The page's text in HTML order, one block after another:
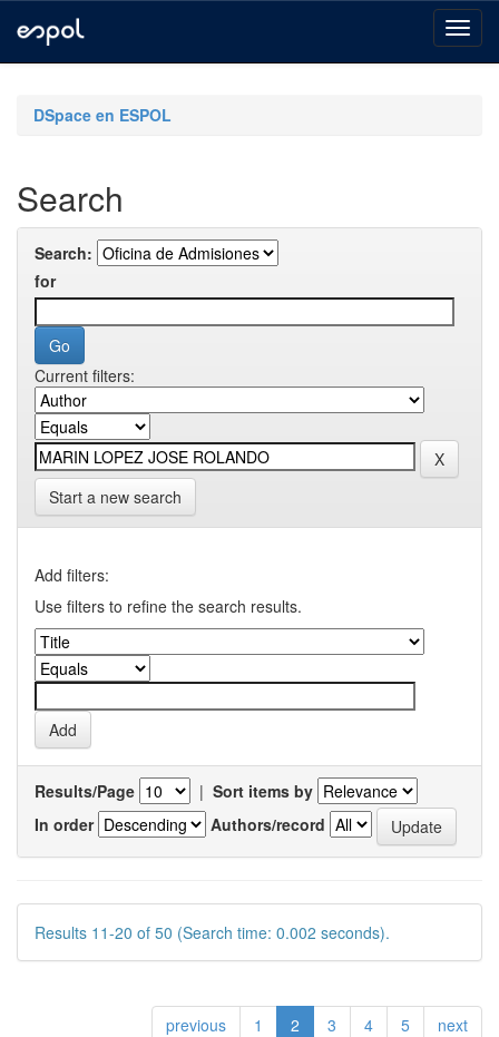
navigationDSpace en ESPOL
Search
Search:
for
Current filters:
Start a new search
Add filters:
Use filters to refine the search results.
Results/Page | Sort items by
In order
Authors/record
Results 11-20 of 50 (Search time: 0.002 seconds).
previous 1 2 3 4 5 next